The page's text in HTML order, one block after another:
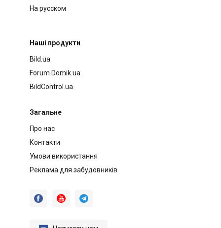
На русском
Наші продукти
Bild.ua
Forum.Domik.ua
BildControl.ua
Загальне
Про нас
Контакти
Умови використання
Реклама для забудовників
  